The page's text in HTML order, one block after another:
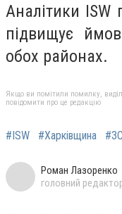
Аналітики
підвищує
обох районах.
Якщо ви помітили помилку,
повідомити про це редакцію
#ISW #Харківщина
Роман Лазоренко
головний